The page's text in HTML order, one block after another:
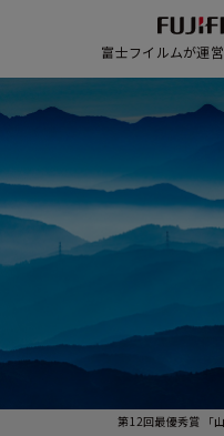
富士フイルムが運
JAPANESE / ENGLISH
第12回最優秀賞 「